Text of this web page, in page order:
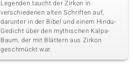
Legenden taucht der Zirkon in
verschiedenen alten Schriften auf,
darunter in der Bibel und einem Hindu-
Gedicht über den mythischen Kalpa-
Baum, der mit Blättern aus Zirkon
geschmückt war.